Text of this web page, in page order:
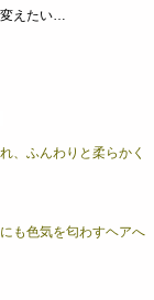
変えたい…
、ふんわりと柔らかく
も色気を匂わすヘアへ